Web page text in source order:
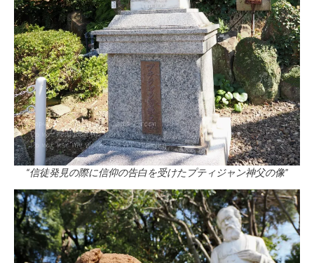
“信徒発見の際に信仰の告白を受けたプティジャン神父の像”